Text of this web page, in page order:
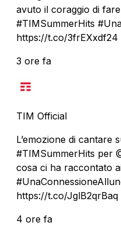
avuto il coraggio di
#TIMSummerHits
https://t.co/3frEXxdf24
3 ore fa
TIM Official
L’emozione di cantare
#TIMSummerHits per
cosa ci ha raccontato
https://t.co/JglB2qrBaq
4 ore fa